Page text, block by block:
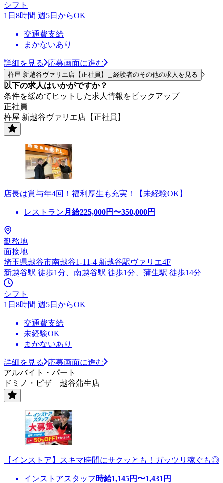
シフト
1日8時間 週5日からOK
交通費支給
まかないあり
詳細を見る 応募画面に進む
杵屋 新越谷ヴァリエ店【正社員】＿経験者のその他の求人を見る
以下の求人はいかがですか？
条件を緩めてヒットした求人情報をピックアップ
正社員
杵屋 新越谷ヴァリエ店【正社員】
店長は賞与年4回！福利厚生も充実！【未経験OK】
レストラン 月給225,000円〜350,000円
勤務地
面接地
埼玉県越谷市南越谷1-11-4 新越谷駅ヴァリエ4F
新越谷駅 徒歩1分、南越谷駅 徒歩1分、蒲生駅 徒歩14分
シフト
1日8時間 週5日からOK
交通費支給
未経験OK
まかないあり
詳細を見る
応募画面に進む
アルバイト・パート
ドミノ・ピザ 越谷蒲生店
【インストア】スキマ時間にサクッとも！ガッツリ稼ぐも◎
インストアスタッフ 時給1,145円〜1,431 円